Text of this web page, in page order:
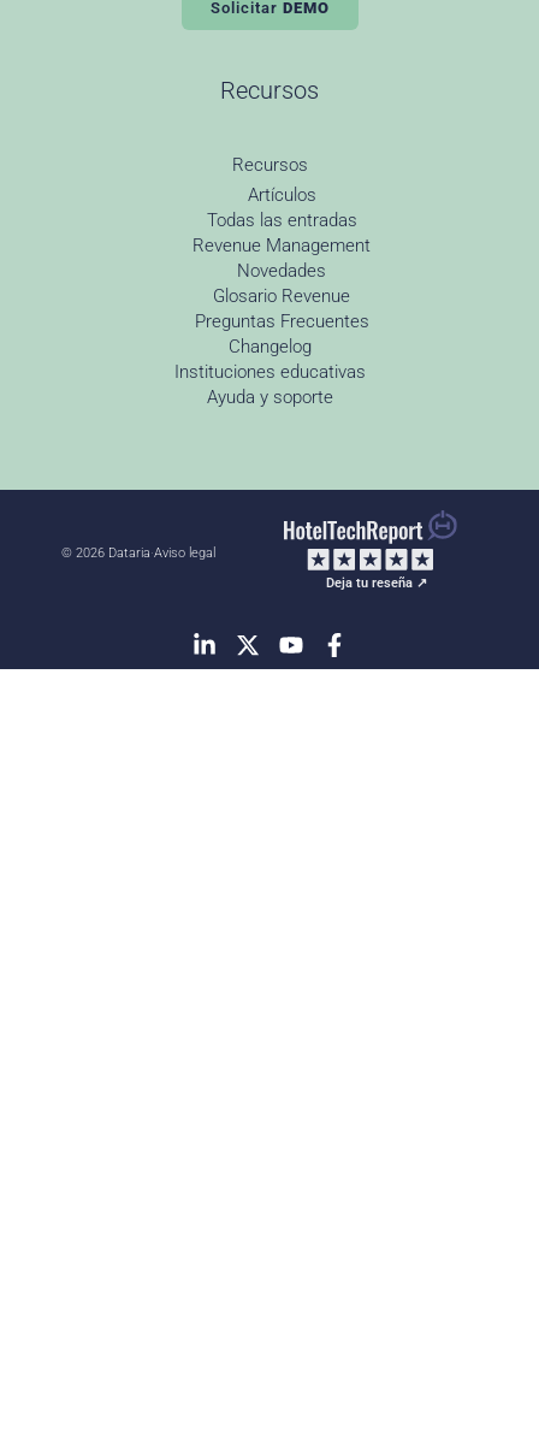
Solicitar DEMO
Recursos
Recursos
Artículos
Todas las entradas
Revenue Management
Novedades
Glosario Revenue
Preguntas Frecuentes
Changelog
Instituciones educativas
Ayuda y soporte
© 2026 Dataria·Aviso legal
Deja tu reseña ↗